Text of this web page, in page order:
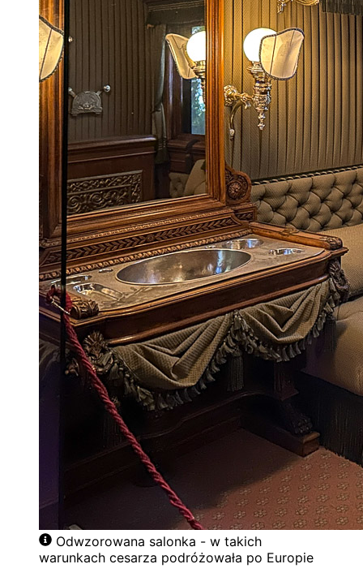
Odwzorowana salonka - w takich
warunkach cesarza podróżowała po Europie